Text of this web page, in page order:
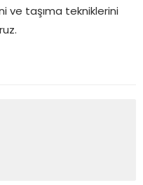
ve taşıma tekniklerini